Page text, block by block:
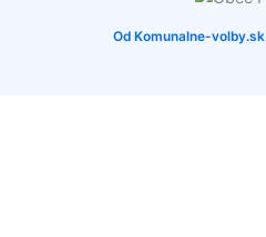
Od Komunalne-volby.sk